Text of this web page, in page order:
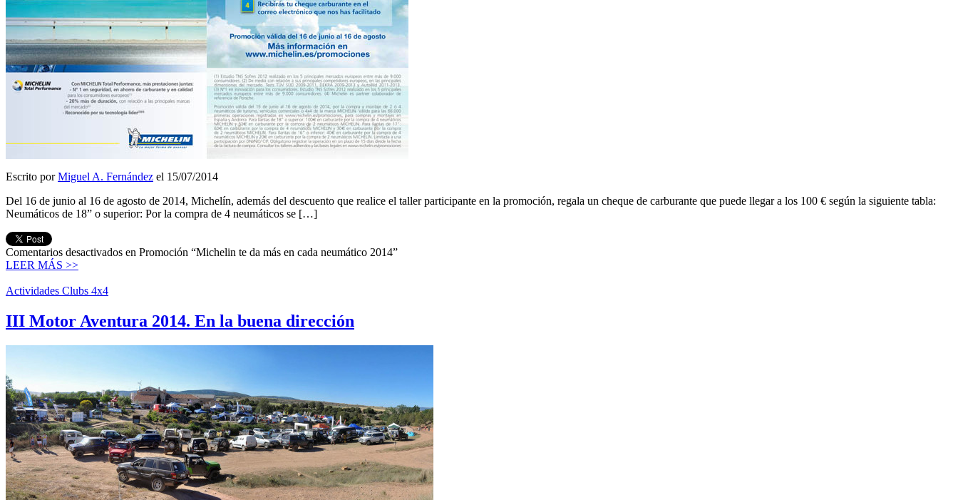
Escrito porMiguel A. Fernández el 15/07/2014
Del 16 de junio al 16 de agosto de 2014, Michelín, además del descuento que realice el taller participante en la promoción, regala un cheque de carburante que puede llegar a los 100 € según la siguiente tabla:
Neumáticos de 18” o superior: Por la compra de 4 neumáticos se […]
Comentarios desactivados en Promoción “Michelin te da más en cada neumático 2014”
LEER MÁS >>
Actividades Clubs 4x4
III Motor Aventura 2014. En la buena dirección